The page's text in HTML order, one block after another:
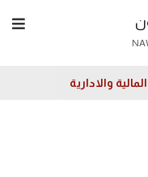
المالية والادارية